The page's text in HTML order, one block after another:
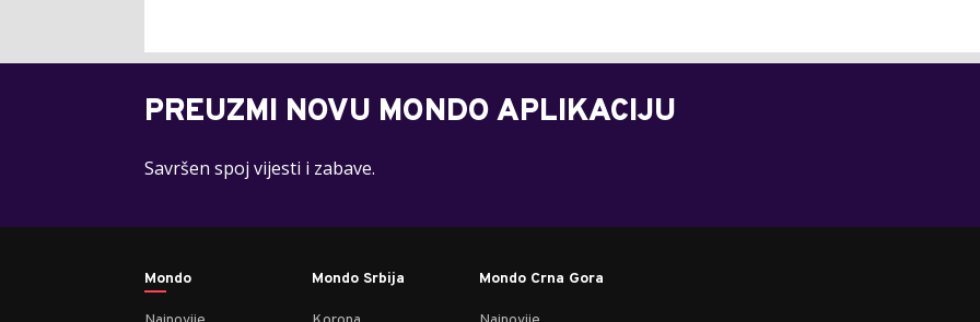
PREUZMI NOVU MONDO APLIKACIJU
Savršen spoj vijesti i zabave.
Mondo Mondo Srbija Mondo Crna Gora